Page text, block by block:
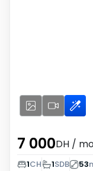
7 000DH /
1CH 1SDB 53